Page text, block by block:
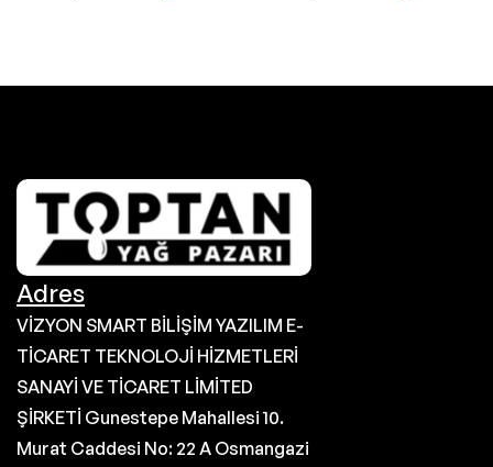
Adres
VİZYON SMART BİLİŞİM YAZILIM E-
TİCARET TEKNOLOJİ HİZMETLERİ
SANAYİ VE TİCARET LİMİTED
ŞİRKETİ Gunestepe Mahallesi 10.
Murat Caddesi No: 22 A Osmangazi